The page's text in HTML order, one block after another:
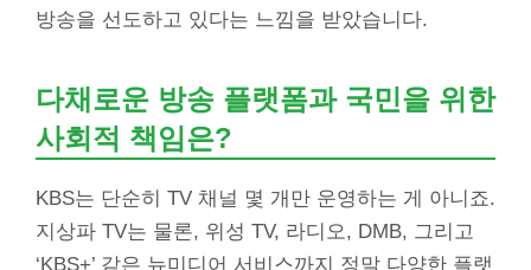
방송을 선도하고 있다는 느낌을 받았습니다.
다채로운 방송 플랫폼과 국민을 위한
사회적 책임은?
KBS는 단순히 TV 채널 몇 개만 운영하는 게 아니죠.
지상파 TV는 물론, 위성 TV, 라디오, DMB, 그리고
‘KBS+’ 같은 뉴미디어 서비스까지 정말 다양한 플랫